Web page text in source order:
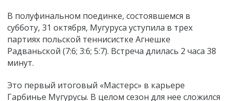
В полуфинальном поединке, состоявшемся в
субботу, 31 октября, Мугуруса уступила в трех
партиях польской теннисистке Агнешке
Радваньской (7:6; 3:6; 5:7). Встреча длилась 2 часа 38
минут.
Это первый итоговый «Мастерс» в карьере
Гарбинье Мугурусы. В целом сезон для нее сложился